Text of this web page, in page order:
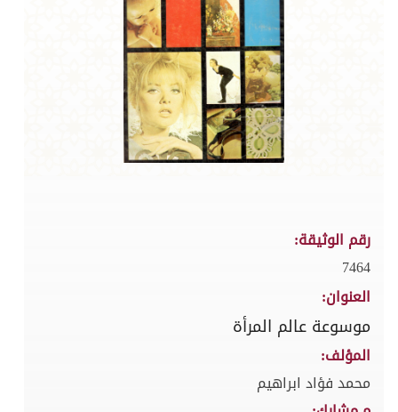
رقم الوثيقة:
7464
العنوان:
موسوعة عالم المرأة
المؤلف:
محمد فؤاد ابراهيم